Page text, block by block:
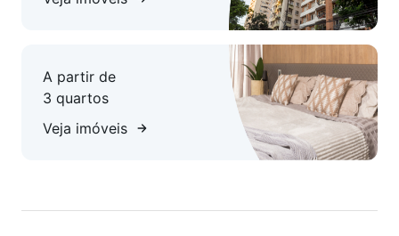
moderno e exclusivo e realize seu sonho da casa própria do
melhor jeito possível! Últimas unidades!
O que este imóvel novo oferece?
Playground
A partir de
3 quartos
Veja imóveis